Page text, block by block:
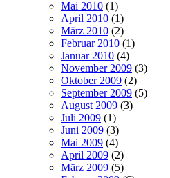
Mai 2010 (1)
April 2010 (1)
März 2010 (2)
Februar 2010 (1)
Januar 2010 (4)
November 2009 (3)
Oktober 2009 (2)
September 2009 (5)
August 2009 (3)
Juli 2009 (1)
Juni 2009 (3)
Mai 2009 (4)
April 2009 (2)
März 2009 (5)